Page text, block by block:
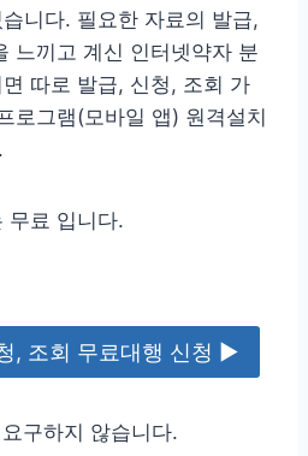
니다. 필요한 자료의 발급,
느끼고 계신 인터넷약자 분
따로 발급, 신청, 조회 가
로그램(모바일 앱) 원격설치
무료 입니다.
, 조회 무료대행 신청 ▶
구하지 않습니다.